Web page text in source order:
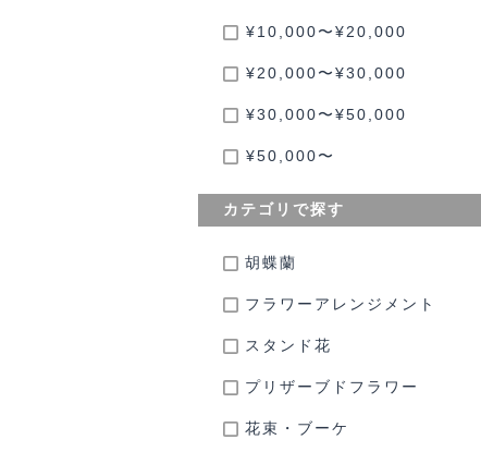
¥10,000〜¥20,000
¥20,000〜¥30,000
¥30,000〜¥50,000
¥50,000〜
カテゴリで探す
胡蝶蘭
フラワーアレンジメント
スタンド花
プリザーブドフラワー
花束・ブーケ